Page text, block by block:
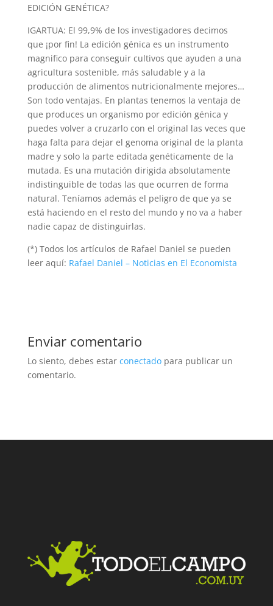
EDICIÓN GENÉTICA?
IGARTUA: El 99,9% de los investigadores decimos
que ¡por fin! La edición génica es un instrumento
magnifico para conseguir cultivos que ayuden a una
agricultura sostenible, más saludable y a la
producción de alimentos nutricionalmente mejores…
Son todo ventajas. En plantas tenemos la ventaja de
que produces un organismo por edición génica y
puedes volver a cruzarlo con el original las veces que
haga falta para dejar el genoma original de la planta
madre y solo la parte editada genéticamente de la
mutada. Es una mutación dirigida absolutamente
indistinguible de todas las que ocurren de forma
natural. Teníamos además el peligro de que ya se
está haciendo en el resto del mundo y no va a haber
nadie capaz de distinguirlas.
(*) Todos los artículos de Rafael Daniel se pueden
leer aquí: Rafael Daniel – Noticias en El Economista
Enviar comentario
Lo siento, debes estar conectadopara publicar un
comentario.
Facebook